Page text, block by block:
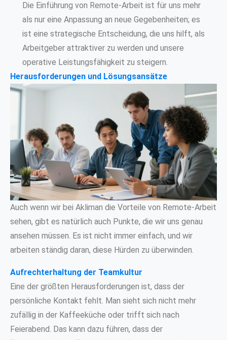
Die Einführung von Remote-Arbeit ist für uns mehr
als nur eine Anpassung an neue Gegebenheiten; es
ist eine strategische Entscheidung, die uns hilft, als
Arbeitgeber attraktiver zu werden und unsere
operative Leistungsfähigkeit zu steigern.
Herausforderungen und Lösungsansätze
Auch wenn wir bei Akliman die Vorteile von Remote-Arbeit
sehen, gibt es natürlich auch Punkte, die wir uns genau
ansehen müssen. Es ist nicht immer einfach, und wir
arbeiten ständig daran, diese Hürden zu überwinden.
Aufrechterhaltung der Teamkultur
Eine der größten Herausforderungen ist, dass der
persönliche Kontakt fehlt. Man sieht sich nicht mehr
zufällig in der Kaffeeküche oder trifft sich nach
Feierabend. Das kann dazu führen, dass der